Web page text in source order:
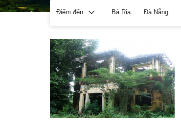
Điểm đến Bà Rịa Đà Nẵng